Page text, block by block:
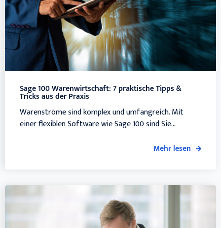
Sage 100 Waren­wirt­schaft: 7 praktische Tipps &
Tricks aus der Praxis
Warenströme sind komplex und umfangreich. Mit
einer flexiblen Software wie Sage 100 sind Sie...
Mehr lesen